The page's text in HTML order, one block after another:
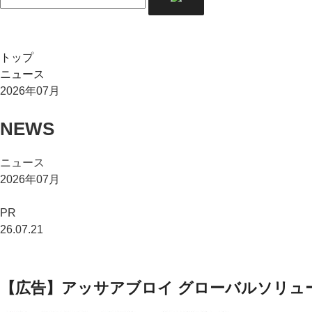
トップ
ニュース
2026年07月
NEWS
ニュース
2026年07月
PR
26.07.21
【広告】アッサアブロイ グローバルソリ